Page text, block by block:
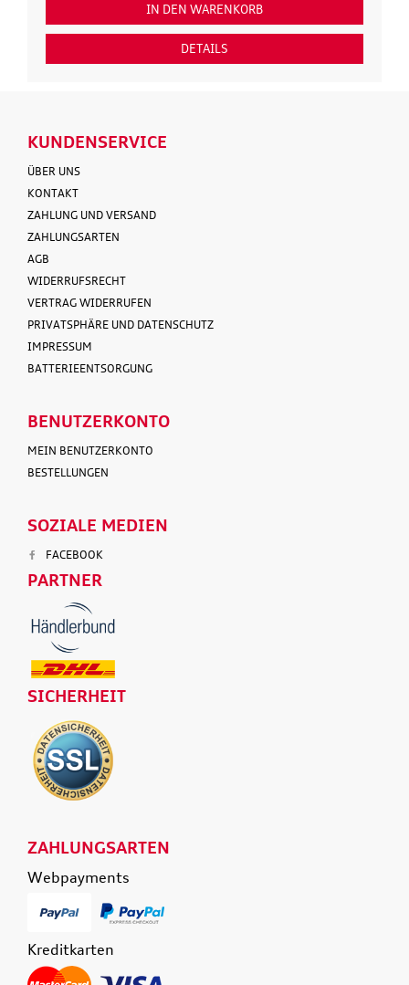
IN DEN WARENKORB
DETAILS
KUNDENSERVICE
ÜBER UNS
KONTAKT
ZAHLUNG UND VERSAND
ZAHLUNGSARTEN
AGB
WIDERRUFSRECHT
VERTRAG WIDERRUFEN
PRIVATSPHÄRE UND DATENSCHUTZ
IMPRESSUM
BATTERIEENTSORGUNG
BENUTZERKONTO
MEIN BENUTZERKONTO
BESTELLUNGEN
SOZIALE MEDIEN
FACEBOOK
PARTNER
SICHERHEIT
ZAHLUNGSARTEN
Webpayments
Kreditkarten